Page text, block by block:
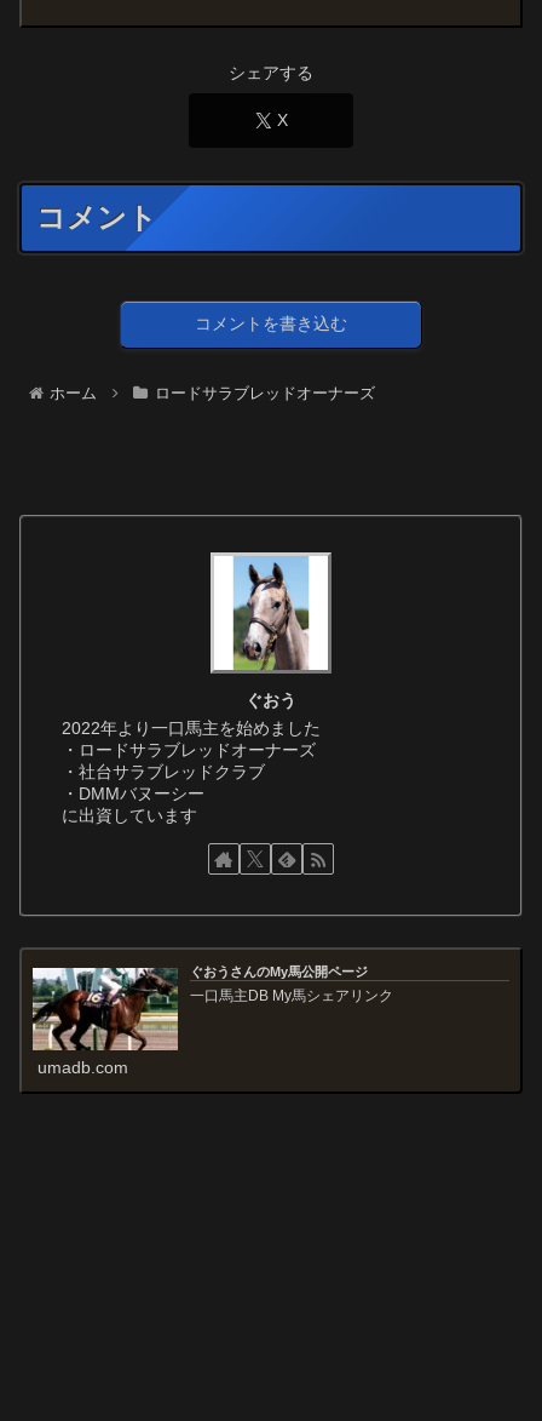
シェアする
X
コメント
コメントを書き込む
ホーム ロードサラブレッドオーナーズ
ぐおう
2022年より一口馬主を始めました
・ロードサラブレッドオーナーズ
・社台サラブレッドクラブ
・DMMバヌーシー
に出資しています
ぐおうさんのMy馬公開ページ
一口馬主DB My馬シェアリンク
umadb.com